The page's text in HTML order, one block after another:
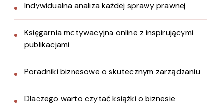
Indywidualna analiza każdej sprawy prawnej
Księgarnia motywacyjna online z inspirującymi
publikacjami
Poradniki biznesowe o skutecznym zarządzaniu
Dlaczego warto czytać książki o biznesie